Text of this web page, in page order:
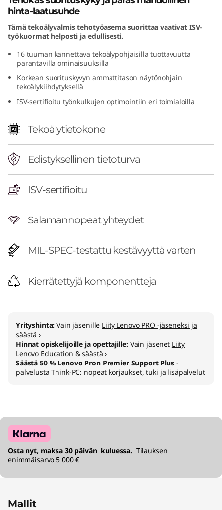
n
e
hinta-laatusuhde
Tämä tekoälyvalmis tehotyöasema suorittaa vaativat ISV-
työkuormat helposti ja edullisesti.
16 tuuman kannettava tekoälypohjaisilla tuottavuutta
parantavilla ominaisuuksilla
Korkean suorituskyvyn ammattitason näytönohjain
tekoälykiihdytyksellä
ISV-sertifioitu työnkulkujen optimointiin eri toimialoilla
Tekoälytietokone
Edistyksellinen tietoturva
ISV-sertifioitu
Salamannopeat yhteydet
MIL-SPEC-testattu kestävyyttä varten
Kierrätettyjä komponentteja
Yrityshinta:Vain jäsenille Liity Lenovo PRO -jäseneksi ja
säästä ›
Hinnat opiskelijoille ja opettajille: Vain jäsenet Liity
Lenovo Education & säästä ›
Säästä 50 % Lenovo Pron Premier Support Plus-
palvelusta Think-PC: nopeat korjaukset, tuki ja lisäpalvelut
Osta nyt, maksa 30 päivän kuluessa. Tilauksen
enimmäisarvo 5 000 €
Mallit